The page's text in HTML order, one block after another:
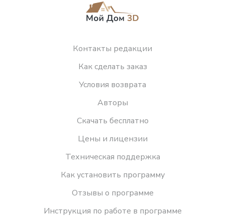
Контакты редакции
Как сделать заказ
Условия возврата
Авторы
Скачать бесплатно
Цены и лицензии
Техническая поддержка
Как установить программу
Отзывы о программе
Инструкция по работе в программе